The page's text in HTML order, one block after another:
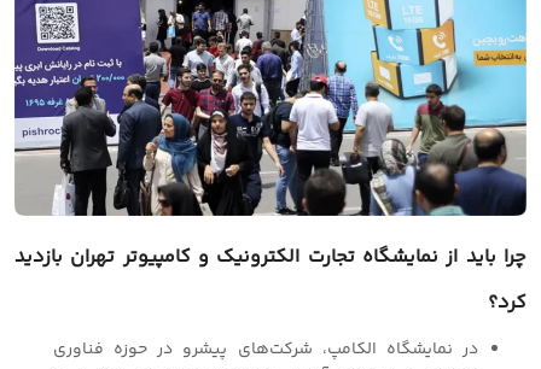
چرا باید از نمایشگاهتجارت الکترونیک و کامپیوتر تهران بازدید
کرد؟
در نمایشگاه الکامپ، شرکت‌های پیشرو در حوزه فناوری